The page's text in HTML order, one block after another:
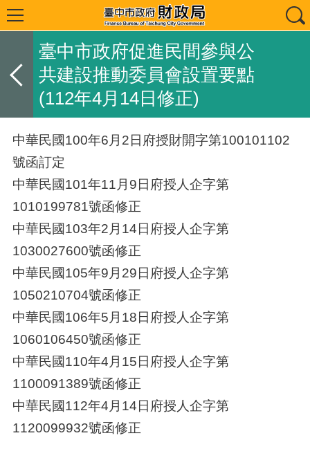
臺中市政府促進民間參與公
共建設推動委員會設置要點
(112年4月14日修正)
中華民國100年6月2日府授財開字第100101102
號函訂定
中華民國101年11月9日府授人企字第
1010199781號函修正
中華民國103年2月14日府授人企字第
1030027600號函修正
中華民國105年9月29日府授人企字第
1050210704號函修正
中華民國106年5月18日府授人企字第
1060106450號函修正
中華民國110年4月15日府授人企字第
1100091389號函修正
中華民國112年4月14日府授人企字第
1120099932號函修正